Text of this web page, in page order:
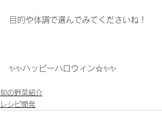
目的や体調で選んでみてくださいね！
✨✨ハッピーハロウィン☆✨✨
旬の野菜紹介
レシピ開発